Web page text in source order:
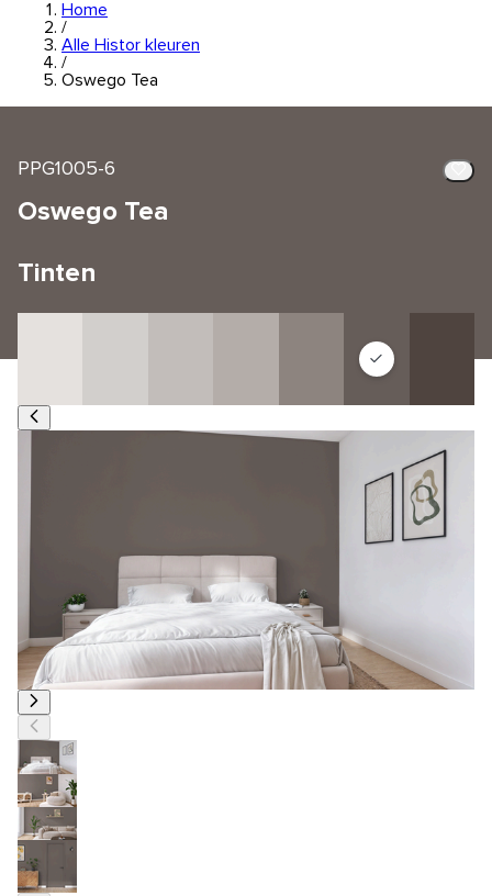
Home
/
Alle Histor kleuren
/
Oswego Tea
PPG1005-6
Oswego Tea
Tinten